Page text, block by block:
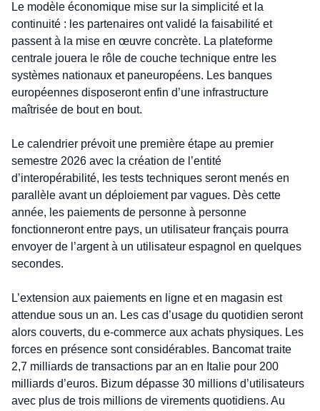
Le modèle économique mise sur la simplicité et la
continuité : les partenaires ont validé la faisabilité et
passent à la mise en œuvre concrète. La plateforme
centrale jouera le rôle de couche technique entre les
systèmes nationaux et paneuropéens. Les banques
européennes disposeront enfin d’une infrastructure
maîtrisée de bout en bout.
Le calendrier prévoit une première étape au premier
semestre 2026 avec la création de l’entité
d’interopérabilité, les tests techniques seront menés en
parallèle avant un déploiement par vagues. Dès cette
année, les paiements de personne à personne
fonctionneront entre pays, un utilisateur français pourra
envoyer de l’argent à un utilisateur espagnol en quelques
secondes.
L’extension aux paiements en ligne et en magasin est
attendue sous un an. Les cas d’usage du quotidien seront
alors couverts, du e-commerce aux achats physiques. Les
forces en présence sont considérables. Bancomat traite
2,7 milliards de transactions par an en Italie pour 200
milliards d’euros. Bizum dépasse 30 millions d’utilisateurs
avec plus de trois millions de virements quotidiens. Au